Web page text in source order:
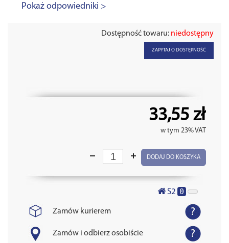
Pokaż odpowiedniki >
Dostępność towaru: niedostępny
ZAPYTAJ O DOSTĘPNOŚĆ
33,55 zł
w tym 23% VAT
DODAJ DO KOSZYKA
S2 0
Zamów kurierem
Zamów i odbierz osobiście